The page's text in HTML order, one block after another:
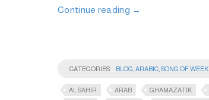
Continue reading →
CATEGORIES BLOG ARABIC SONG OF WEEK
AL SAHIR ARAB GHAMAZATIK